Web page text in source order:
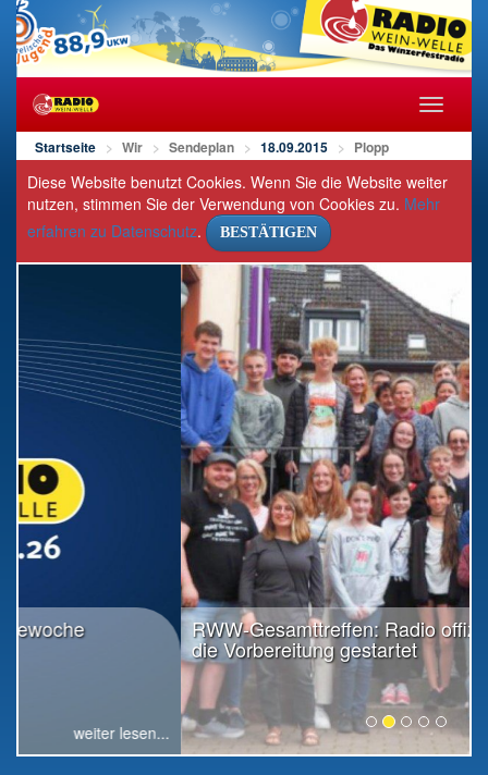
öffnen/
Startseite Wir Sendeplan 18.09.2015 Plopp
Diese Website benutzt Cookies. Wenn Sie die Website weiter
nutzen, stimmen Sie der Verwendung von Cookies zu. Mehr
erfahren zu Datenschutz. BESTÄTIGEN
RWW-Gesamttreffen: Radio offiziell in
die Vorbereitung gestartet
weiter lesen...